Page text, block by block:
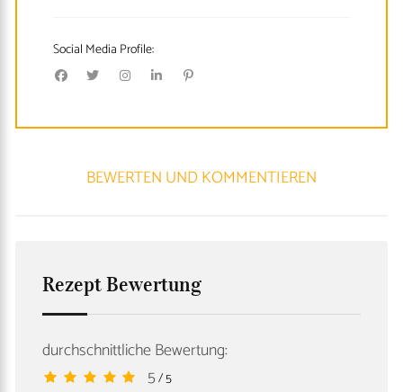
Social Media Profile:
BEWERTEN UND KOMMENTIEREN
Rezept Bewertung
durchschnittliche Bewertung:
5/ 5